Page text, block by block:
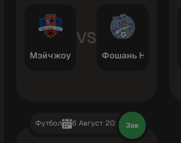
Мэйчжоу Хакка
VS
Фошань Наньши
Футбол 6 Август 20:00 Зав